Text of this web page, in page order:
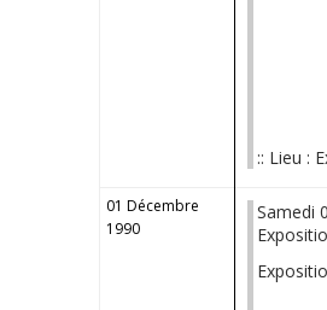
:: Lieu :
01 Décembre
1990
Samedi